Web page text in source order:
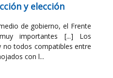
y elección
de gobierno, el Frente
importantes [...] Los
no todos compatibles entre
con l...